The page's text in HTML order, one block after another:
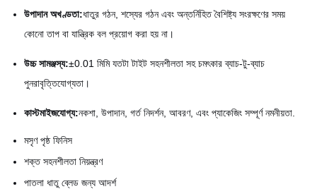
উপাদান অখণ্ডতা:ধাতুর গঠন, শস্যের গঠন এবং অন্তর্নিহিত বৈশিষ্ট্য সংরক্ষণের সময়
কোনো তাপ বা যান্ত্রিক বল প্রয়োগ করা হয় না।
উচ্চ সামঞ্জস্য:±0.01 মিমি যতটা টাইট সহনশীলতা সহ চমৎকার ব্যাচ-টু-ব্যাচ
পুনরাবৃত্তিযোগ্যতা।
কাস্টমাইজযোগ্য:নকশা, উপাদান, গর্ত নিদর্শন, আবরণ, এবং প্যাকেজিং সম্পূর্ণ নমনীয়তা.
মসৃণ পৃষ্ঠ ফিনিস
শক্ত সহনশীলতা নিয়ন্ত্রণ
পাতলা ধাতু ব্লেড জন্য আদর্শ